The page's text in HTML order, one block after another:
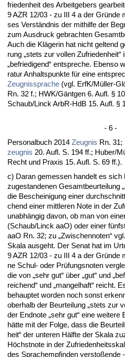
frie­den­heit des Ar­beit­ge­bers
9 AZR 12/03 - zu III 4 a der
ses Verständ­nis der mit­hil­fe der
zum Aus­druck ge­brach­ten
Auch die Kläge­rin hat nicht gel­tend
rung „stets zur vol­len
„be­frie­di­gend“ ent­spre­che. Eben­so
ra­tur An­halts­punk­te für ei­ne
Zeug­nis­spra­che (vgl. ErfK/Müller-
Rn. 32 f.; HWK/Gänt­gen 6. Aufl. §
Schaub/Linck ArbR-HdB 15. Aufl. §
- 6 -
Per­so­nal­buch 2014 Zeug­nis Rn. 31;
zeug­nis 20. Aufl. S. 194 ff.; Hu­ber/
Recht und Pra­xis 15. Aufl. S. 69 ff.).
c) Dar­an ge­mes­sen han­delt es sich
zu­ge­stan­de­nen Ge­samt­be­ur­tei­lung
die Be­schei­ni­gung ei­ner
chend ei­ner mitt­le­ren No­te in der
un­abhängig da­von, ob man von
(Schaub/Linck aaO) oder ei­ner
aaO Rn. 32; zu „Zwi­schen­no­ten“
Ska­la aus­geht. Der Se­nat hat im
9 AZR 12/03 - zu III 4 a der
ne Schul- oder Prüfungs­no­ten
die von „sehr gut“ über „gut“ und
rei­chend“ und „man­gel­haft“ reicht.
be­haup­tet wor­den noch sonst
ober­halb der Be­ur­tei­lung „stets zur
der End­no­te „sehr gut“ ei­ne wei­te­re
hätte mit der Fol­ge, dass die
heit“ der un­te­ren Hälf­te der Ska­la
Höchst­no­te in der
des Spra­ch­emp­fin­den ver­s­toßen­de